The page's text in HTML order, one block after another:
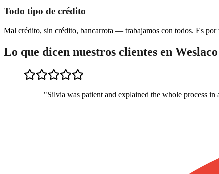
Todo tipo de crédito
Mal crédito, sin crédito, bancarrota — trabajamos con todos. Es por
Lo que dicen nuestros clientes en Weslaco
"Silvia was patient and explained the whole process